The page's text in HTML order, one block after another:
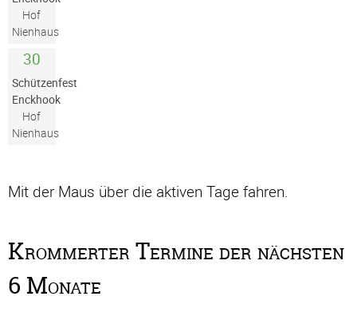
Hof
Nienhaus
30
Schützenfest
Enckhook
Hof
Nienhaus
Mit der Maus über die aktiven Tage fahren.
Krommerter Termine der nächsten
6 Monate